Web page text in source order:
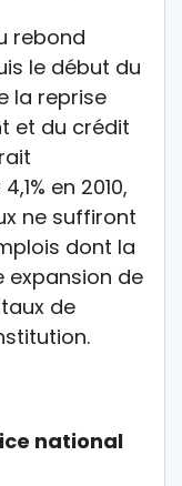
rebond
le début du
la reprise
et du crédit
en 2010,
ne suffiront
dont la
expansion de
de
national